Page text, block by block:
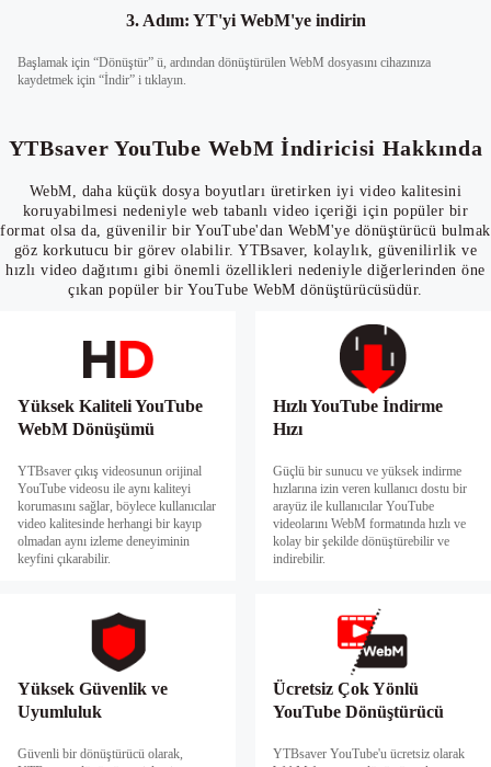
3. Adım: YT'yi WebM'ye indirin
Başlamak için “Dönüştür” ü, ardından dönüştürülen WebM dosyasını cihazınıza
kaydetmek için “İndir” i tıklayın.
YTBsaver YouTube WebM İndiricisi Hakkında
WebM, daha küçük dosya boyutları üretirken iyi video kalitesini
koruyabilmesi nedeniyle web tabanlı video içeriği için popüler bir
format olsa da, güvenilir bir YouTube'dan WebM'ye dönüştürücü bulmak
göz korkutucu bir görev olabilir. YTBsaver, kolaylık, güvenilirlik ve
hızlı video dağıtımı gibi önemli özellikleri nedeniyle diğerlerinden öne
çıkan popüler bir YouTube WebM dönüştürücüsüdür.
Yüksek Kaliteli YouTube
WebM Dönüşümü
YTBsaver çıkış videosunun orijinal
YouTube videosu ile aynı kaliteyi
korumasını sağlar, böylece kullanıcılar
video kalitesinde herhangi bir kayıp
olmadan aynı izleme deneyiminin
keyfini çıkarabilir.
Hızlı YouTube İndirme
Hızı
Güçlü bir sunucu ve yüksek indirme
hızlarına izin veren kullanıcı dostu bir
arayüz ile kullanıcılar YouTube
videolarını WebM formatında hızlı ve
kolay bir şekilde dönüştürebilir ve
indirebilir.
Yüksek Güvenlik ve
Uyumluluk
Güvenli bir dönüştürücü olarak,
Ücretsiz Çok Yönlü
YouTube Dönüştürücü
YTBsaver YouTube'u ücretsiz olarak